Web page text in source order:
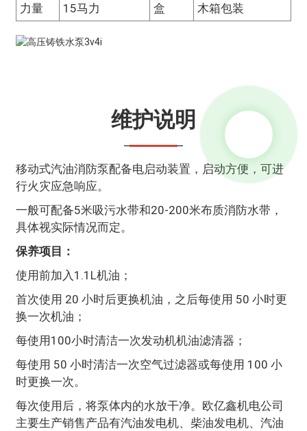
力量
15马力 盒 木箱包装
维护说明
移动式汽油消防泵配备电启动装置，启动方便，可进
行火灾应急响应。
一般可配备5米吸污水带和20-200米布质消防水带，
具体视实际情况而定。
保养项目：
使用前加入1.1L机油；
首次使用 20 小时后更换机油，之后每使用 50 小时更
换一次机油；
每使用100小时清洁一次发动机机油滤清器；
每使用 50 小时清洁一次空气过滤器或每使用 100 小
时更换一次。
每次使用后，将泵体内的水放干净。欧亿鑫机电公司
主要生产销售产品有汽油发电机、柴油发电机、汽油